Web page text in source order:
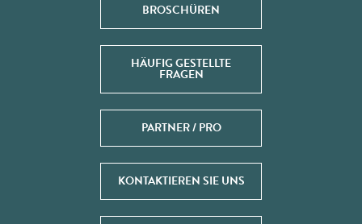
BROSCHÜREN
HÄUFIG GESTELLTE
FRAGEN
PARTNER / PRO
KONTAKTIEREN SIE UNS